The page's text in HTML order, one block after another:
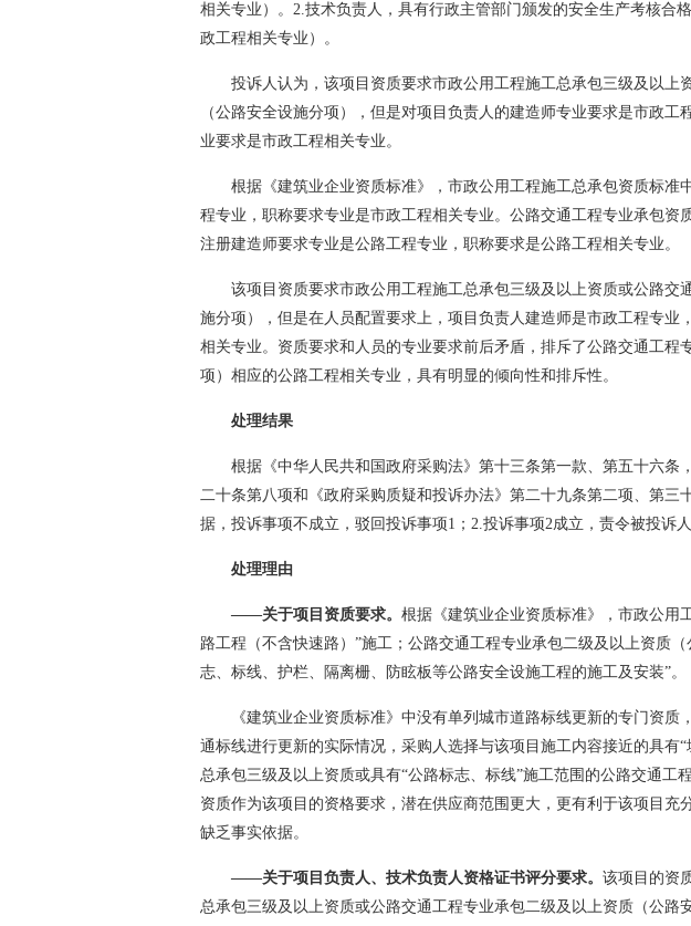
相关专业）。2.技术负责人，具有行政主管部门颁发的安全生产考核合
政工程相关专业）。
投诉人认为，该项目资质要求市政公用工程施工总承包三级及以上
（公路安全设施分项），但是对项目负责人的建造师专业要求是市政
业要求是市政工程相关专业。
根据《建筑业企业资质标准》，市政公用工程施工总承包资质标准
程专业，职称要求专业是市政工程相关专业。公路交通工程专业承包资
注册建造师要求专业是公路工程专业，职称要求是公路工程相关专业。
该项目资质要求市政公用工程施工总承包三级及以上资质或公路交
施分项），但是在人员配置要求上，项目负责人建造师是市政工程专业
相关专业。资质要求和人员的专业要求前后矛盾，排斥了公路交通工程
项）相应的公路工程相关专业，具有明显的倾向性和排斥性。
处理结果
根据《中华人民共和国政府采购法》第十三条第一款、第五十六条
二十条第八项和《政府采购质疑和投诉办法》第二十九条第二项、第三
据，投诉事项不成立，驳回投诉事项1；2.投诉事项2成立，责令被投诉
处理理由
——关于项目资质要求。 根据《建筑业企业资质标准》，市政公用
路工程（不含快速路）”施工；公路交通工程专业承包二级及以上资质
志、标线、护栏、隔离栅、防眩板等公路安全设施工程的施工及安装”。
《建筑业企业资质标准》中没有单列城市道路标线更新的专门资
通标线进行更新的实际情况，采购人选择与该项目施工内容接近的具有
总承包三级及以上资质或具有“公路标志、标线”施工范围的公路交通工
资质作为该项目的资格要求，潜在供应商范围更大，更有利于该项目充
缺乏事实依据。
——关于项目负责人、技术负责人资格证书评分要求。 该项目的资
总承包三级及以上资质或公路交通工程专业承包二级及以上资质（公路